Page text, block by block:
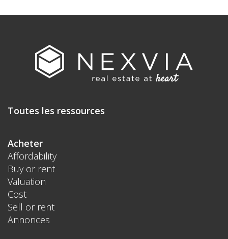
Toutes les ressources
Acheter
Affordability
Buy or rent
Valuation
Cost
Sell or rent
Annonces